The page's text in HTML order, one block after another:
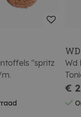
"spritz
Wd
€